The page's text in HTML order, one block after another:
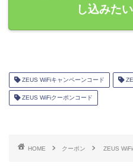
し込みた
ZEUS WiFiキャンペーンコード
ZEUS WiFiクーポンコード
HOME クーポン ZEUS